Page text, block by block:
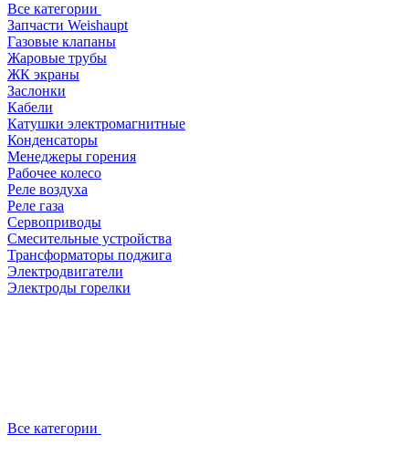
Все категории
Запчасти Weishaupt
Газовые клапаны
Жаровые трубы
ЖК экраны
Заслонки
Кабели
Катушки электромагнитные
Конденсаторы
Менеджеры горения
Рабочее колесо
Реле воздухa
Реле газа
Сервоприводы
Смесительные устройства
Трансформаторы поджига
Электродвигатели
Электроды горелки
Все категории